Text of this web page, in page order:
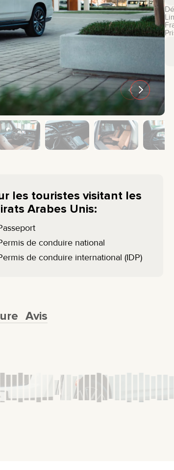
GMC
MAZDA
CHEVROLET
TOYOTA
les touristes visitant les
Arabes Unis:
de conduire national
de conduire international (IDP)
Avis